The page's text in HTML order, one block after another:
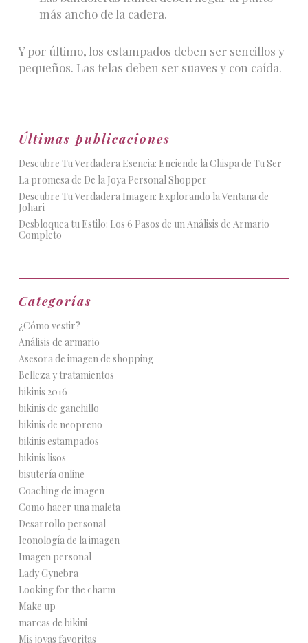
más ancho de la cadera.
Y por último, los estampados deben ser sencillos y
pequeños. Las telas deben ser suaves y con caída.
Últimas publicaciones
Descubre Tu Verdadera Esencia: Enciende la Chispa de Tu Ser
La promesa de De la Joya Personal Shopper
Descubre Tu Verdadera Imagen: Explorando la Ventana de
Johari
Desbloquea tu Estilo: Los 6 Pasos de un Análisis de Armario
Completo
Categorías
¿Cómo vestir?
Análisis de armario
Asesora de imagen de shopping
Belleza y tratamientos
bikinis 2016
bikinis de ganchillo
bikinis de neopreno
bikinis estampados
bikinis lisos
bisutería online
Coaching de imagen
Como hacer una maleta
Desarrollo personal
Iconología de la imagen
Imagen personal
Lady Gynebra
Looking for the charm
Make up
marcas de bikini
Mis joyas favoritas